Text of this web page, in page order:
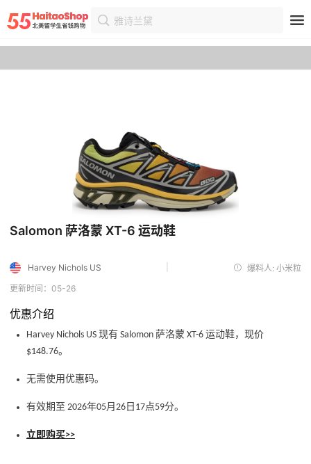
雅诗兰黛
首页 优惠 优惠详情
Salomon 萨洛蒙 XT-6 运动鞋
Harvey Nichols US
爆料人: 小米粒
更新时间：05-26
优惠介绍
Harvey Nichols US 现有 Salomon 萨洛蒙 XT-6 运动鞋，现价
$148.76。
无需使用优惠码。
有效期至 2026年05月26日17点59分。
立即购买>>